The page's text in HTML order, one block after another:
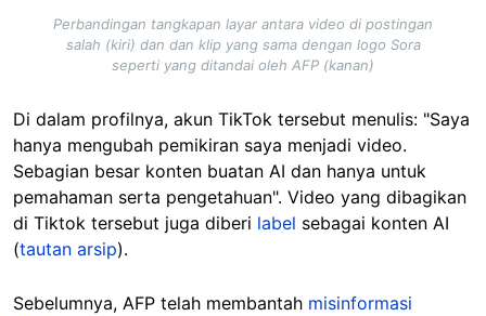
Perbandingan tangkapan layar antara video di postingan
salah (kiri) dan dan klip yang sama dengan logo Sora
seperti yang ditandai oleh AFP (kanan)
Di dalam profilnya, akun TikTok tersebut menulis: "Saya
hanya mengubah pemikiran saya menjadi video.
Sebagian besar konten buatan AI dan hanya untuk
pemahaman serta pengetahuan". Video yang dibagikan
di Tiktok tersebut juga diberi label sebagai konten AI
(tautan arsip).
Sebelumnya, AFP telah membantah misinformasi